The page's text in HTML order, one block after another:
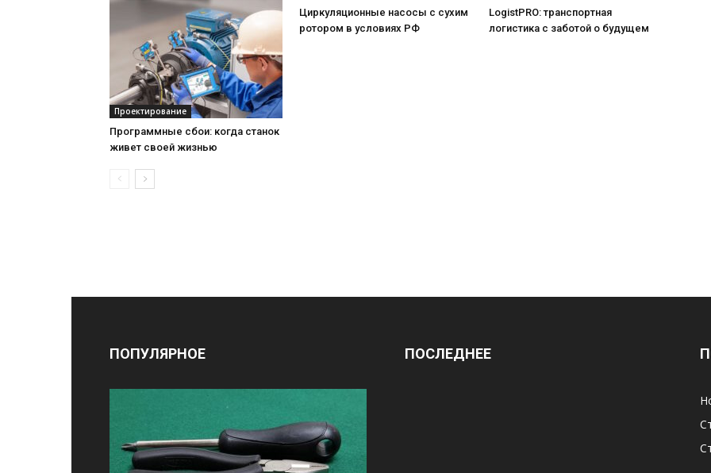
Проектирование
Программные сбои: когда станок
живет своей жизнью
Циркуляционные насосы с сухим
ротором в условиях РФ
LogistPRO: транспортная
логистика с заботой о будущем
ПОПУЛЯРНОЕ ПОСЛЕДНЕЕ